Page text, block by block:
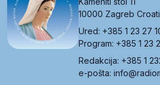
10000 Zagreb
Ured: +385 1 23 27
Program: +385 1 23
Redakcija: +385 1
e-pošta: